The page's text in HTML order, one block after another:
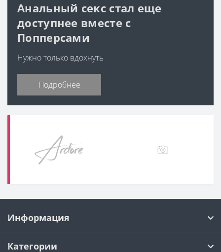
Анальный секс стал еще
доступнее вместе с
Попперсами
Нужно только вдохнуть
Подробнее
Информация
Категории